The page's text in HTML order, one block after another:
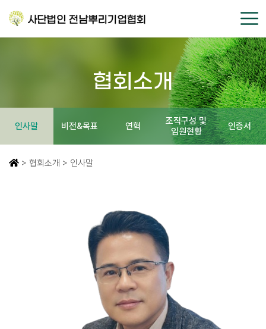
협회소개
인사말 비전&목표 연혁
조직구성 및
임원현황
인증서
> 협회소개 > 인사말